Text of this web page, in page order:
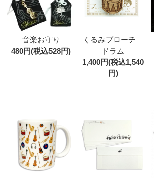
音楽お守り
480円(税込528円)
くるみブローチ
ドラム
1,400円(税込1,540
円)